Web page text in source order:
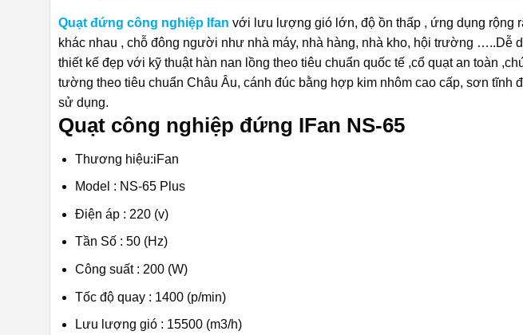
Quạt đứng công nghiệp Ifan với lưu lượng gió lớn, độ ồn thấp , ứng dụng rộng
khác nhau , chỗ đông người như nhà máy, nhà hàng, nhà kho, hội trường …..Dễ
thiết kế đẹp với kỹ thuật hàn nan lồng theo tiêu chuẩn quốc tế ,cổ quạt an toàn
tường theo tiêu chuẩn Châu Âu, cánh đúc bằng hợp kim nhôm cao cấp, sơn tĩnh
sử dụng.
Quạt công nghiệp đứng IFan NS-65
Thương hiệu:iFan
Model : NS-65 Plus
Điện áp : 220 (v)
Tần Số : 50 (Hz)
Công suất : 200 (W)
Tốc độ quay : 1400 (p/min)
Lưu lượng gió : 15500 (m3/h)